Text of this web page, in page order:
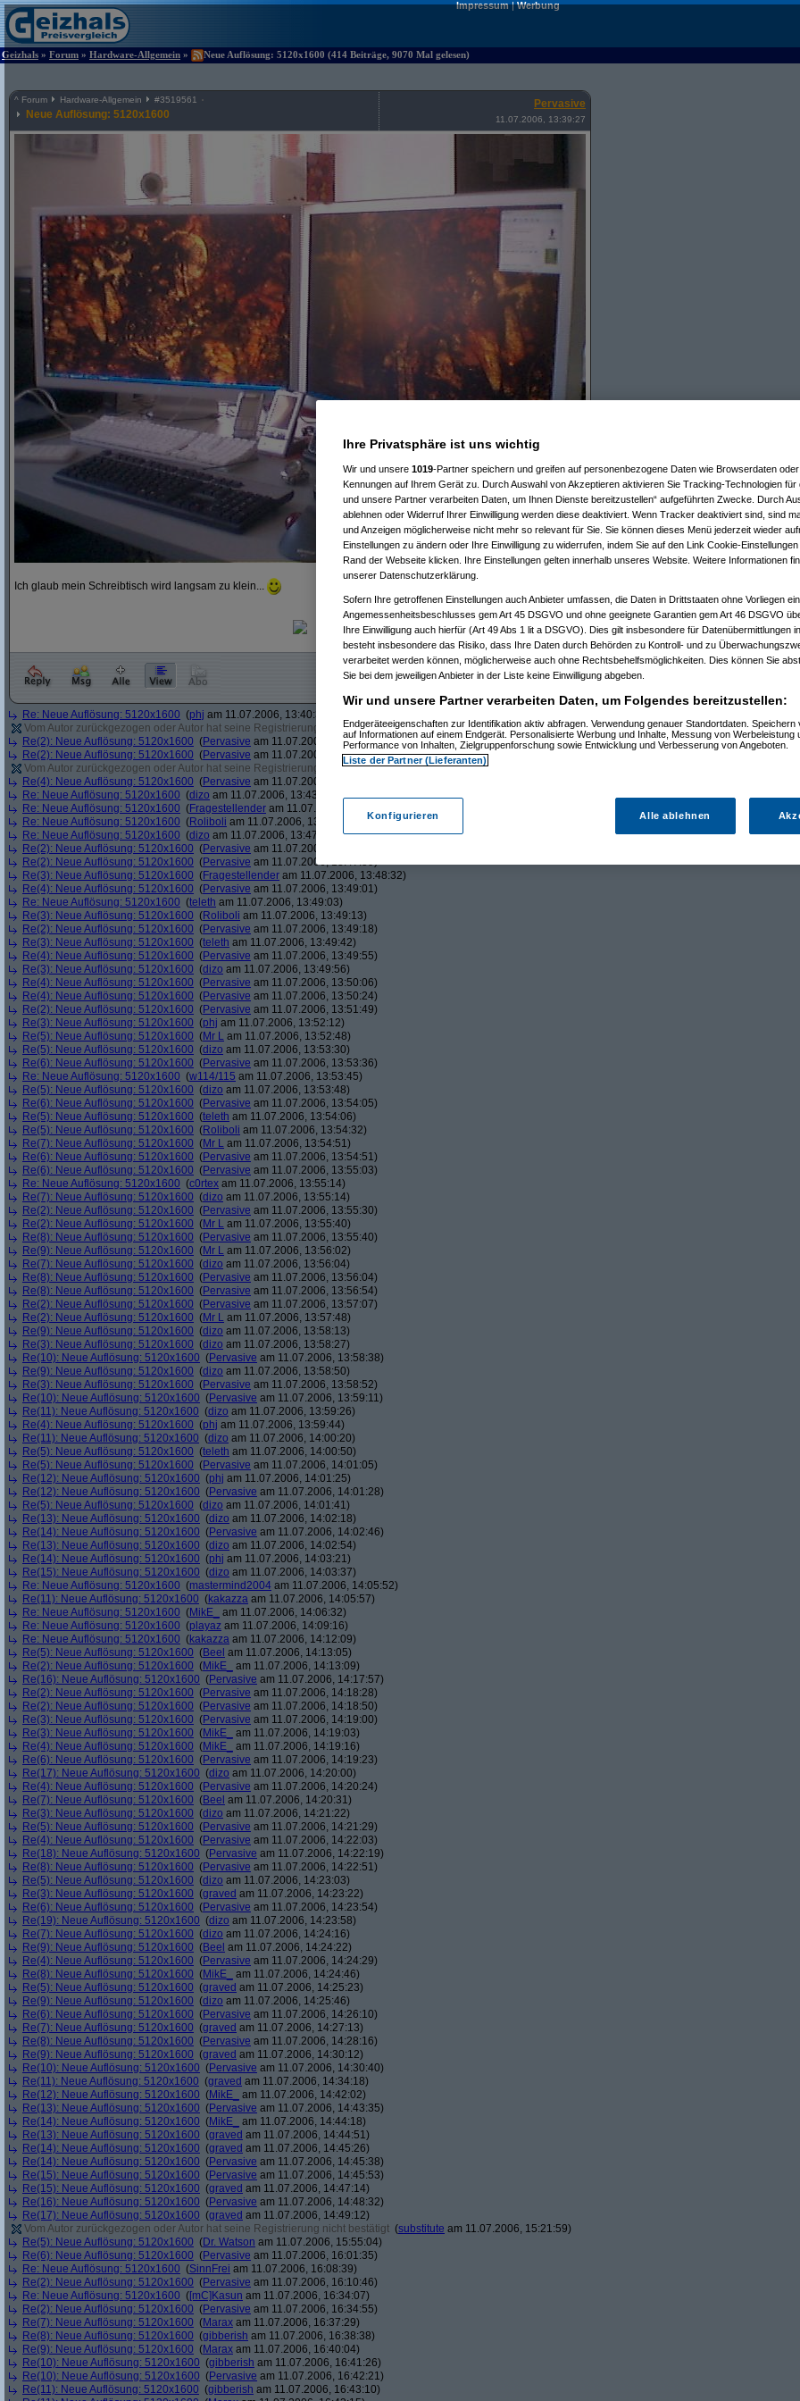
Impressum|Werbung
Geizhals » Forum » Hardware-Allgemein » Neue Auflösung: 5120x1600 (414 Beiträge, 9070 Mal gelesen)
^ Forum Hardware-Allgemein #3519561
Neue Auflösung: 5120x1600
Pervasive
11.07.2006, 13:39:27
Ich glaub mein Schreibtisch wird langsam zu klein...
Re: Neue Auflösung: 5120x1600 (phj am 11.07.2006, 13:40:39)
Vom Autor zurückgezogen oder Autor hat seine Registrierung nicht bestätigt(Nagelfaram 11.07.2006, 13:41:09)
Re(2): Neue Auflösung: 5120x1600 (Pervasive am 11.07.2006, 13:41:12)
Re(2): Neue Auflösung: 5120x1600 (Pervasive am 11.07.2006, 13:41:43)
Vom Autor zurückgezogen oder Autor hat seine Registrierung nicht bestätigt(Nagelfaram 11.07.2006, 13:42:40)
Re(4): Neue Auflösung: 5120x1600 (Pervasive am 11.07.2006, 13:43:22)
Re: Neue Auflösung: 5120x1600 (dizo am 11.07.2006, 13:43:54)
Re: Neue Auflösung: 5120x1600 (Fragestellender am 11.07.2006, 13:46:11)
Re: Neue Auflösung: 5120x1600 (Roliboli am 11.07.2006, 13:47:18)
Re: Neue Auflösung: 5120x1600 (dizo am 11.07.2006, 13:47:29)
Re(2): Neue Auflösung: 5120x1600 (Pervasive am 11.07.2006, 13:47:45)
Re(2): Neue Auflösung: 5120x1600 (Pervasive am 11.07.2006, 13:47:59)
Re(3): Neue Auflösung: 5120x1600 (Fragestellender am 11.07.2006, 13:48:32)
Re(4): Neue Auflösung: 5120x1600 (Pervasive am 11.07.2006, 13:49:01)
Re: Neue Auflösung: 5120x1600 (teleth am 11.07.2006, 13:49:03)
Re(3): Neue Auflösung: 5120x1600 (Roliboli am 11.07.2006, 13:49:13)
Re(2): Neue Auflösung: 5120x1600 (Pervasive am 11.07.2006, 13:49:18)
Re(3): Neue Auflösung: 5120x1600 (teleth am 11.07.2006, 13:49:42)
Re(4): Neue Auflösung: 5120x1600 (Pervasive am 11.07.2006, 13:49:55)
Re(3): Neue Auflösung: 5120x1600 (dizo am 11.07.2006, 13:49:56)
Re(4): Neue Auflösung: 5120x1600 (Pervasive am 11.07.2006, 13:50:06)
Re(4): Neue Auflösung: 5120x1600 (Pervasive am 11.07.2006, 13:50:24)
Re(2): Neue Auflösung: 5120x1600 (Pervasive am 11.07.2006, 13:51:49)
Re(3): Neue Auflösung: 5120x1600 (phj am 11.07.2006, 13:52:12)
Re(5): Neue Auflösung: 5120x1600 (Mr L am 11.07.2006, 13:52:48)
Re(5): Neue Auflösung: 5120x1600 (dizo am 11.07.2006, 13:53:30)
Re(6): Neue Auflösung: 5120x1600 (Pervasive am 11.07.2006, 13:53:36)
Re: Neue Auflösung: 5120x1600 (w114/115 am 11.07.2006, 13:53:45)
Re(5): Neue Auflösung: 5120x1600 (dizo am 11.07.2006, 13:53:48)
Re(6): Neue Auflösung: 5120x1600 (Pervasive am 11.07.2006, 13:54:05)
Re(5): Neue Auflösung: 5120x1600 (teleth am 11.07.2006, 13:54:06)
Re(5): Neue Auflösung: 5120x1600 (Roliboli am 11.07.2006, 13:54:32)
Re(7): Neue Auflösung: 5120x1600 (Mr L am 11.07.2006, 13:54:51)
Re(6): Neue Auflösung: 5120x1600 (Pervasive am 11.07.2006, 13:54:51)
Re(6): Neue Auflösung: 5120x1600 (Pervasive am 11.07.2006, 13:55:03)
Re: Neue Auflösung: 5120x1600 (c0rtex am 11.07.2006, 13:55:14)
Re(7): Neue Auflösung: 5120x1600 (dizo am 11.07.2006, 13:55:14)
Re(2): Neue Auflösung: 5120x1600 (Pervasive am 11.07.2006, 13:55:30)
Re(2): Neue Auflösung: 5120x1600 (Mr L am 11.07.2006, 13:55:40)
Re(8): Neue Auflösung: 5120x1600 (Pervasive am 11.07.2006, 13:55:40)
Re(9): Neue Auflösung: 5120x1600 (Mr L am 11.07.2006, 13:56:02)
Re(7): Neue Auflösung: 5120x1600 (dizo am 11.07.2006, 13:56:04)
Re(8): Neue Auflösung: 5120x1600 (Pervasive am 11.07.2006, 13:56:04)
Re(8): Neue Auflösung: 5120x1600 (Pervasive am 11.07.2006, 13:56:54)
Re(2): Neue Auflösung: 5120x1600 (Pervasive am 11.07.2006, 13:57:07)
Re(2): Neue Auflösung: 5120x1600 (Mr L am 11.07.2006, 13:57:48)
Re(9): Neue Auflösung: 5120x1600 (dizo am 11.07.2006, 13:58:13)
Re(3): Neue Auflösung: 5120x1600 (dizo am 11.07.2006, 13:58:27)
Re(10): Neue Auflösung: 5120x1600 (Pervasive am 11.07.2006, 13:58:38)
Re(9): Neue Auflösung: 5120x1600 (dizo am 11.07.2006, 13:58:50)
Re(3): Neue Auflösung: 5120x1600 (Pervasive am 11.07.2006, 13:58:52)
Re(10): Neue Auflösung: 5120x1600 (Pervasive am 11.07.2006, 13:59:11)
Re(11): Neue Auflösung: 5120x1600 (dizo am 11.07.2006, 13:59:26)
Re(4): Neue Auflösung: 5120x1600 (phj am 11.07.2006, 13:59:44)
Re(11): Neue Auflösung: 5120x1600 (dizo am 11.07.2006, 14:00:20)
Re(5): Neue Auflösung: 5120x1600 (teleth am 11.07.2006, 14:00:50)
Re(5): Neue Auflösung: 5120x1600 (Pervasive am 11.07.2006, 14:01:05)
Re(12): Neue Auflösung: 5120x1600 (phj am 11.07.2006, 14:01:25)
Re(12): Neue Auflösung: 5120x1600 (Pervasive am 11.07.2006, 14:01:28)
Re(5): Neue Auflösung: 5120x1600 (dizo am 11.07.2006, 14:01:41)
Re(13): Neue Auflösung: 5120x1600 (dizo am 11.07.2006, 14:02:18)
Re(14): Neue Auflösung: 5120x1600 (Pervasive am 11.07.2006, 14:02:46)
Re(13): Neue Auflösung: 5120x1600 (dizo am 11.07.2006, 14:02:54)
Re(14): Neue Auflösung: 5120x1600 (phj am 11.07.2006, 14:03:21)
Re(15): Neue Auflösung: 5120x1600 (dizo am 11.07.2006, 14:03:37)
Re: Neue Auflösung: 5120x1600 (mastermind2004 am 11.07.2006, 14:05:52)
Re(11): Neue Auflösung: 5120x1600 (kakazza am 11.07.2006, 14:05:57)
Re: Neue Auflösung: 5120x1600 (MikE_
am 11.07.2006, 14:06:32)
Re: Neue Auflösung: 5120x1600 (playaz am 11.07.2006, 14:09:16)
Re: Neue Auflösung: 5120x1600 (kakazza am 11.07.2006, 14:12:09)
Re(5): Neue Auflösung: 5120x1600 (Beel am 11.07.2006, 14:13:05)
Re(2): Neue Auflösung: 5120x1600 (MikE_
am 11.07.2006, 14:13:09)
Re(16): Neue Auflösung: 5120x1600 (Pervasive am 11.07.2006, 14:17:57)
Re(2): Neue Auflösung: 5120x1600 (Pervasive am 11.07.2006, 14:18:28)
Re(2): Neue Auflösung: 5120x1600 (Pervasive am 11.07.2006, 14:18:50)
Re(3): Neue Auflösung: 5120x1600 (Pervasive am 11.07.2006, 14:19:00)
Re(3): Neue Auflösung: 5120x1600 (MikE_
am 11.07.2006, 14:19:03)
Re(4): Neue Auflösung: 5120x1600 (MikE_
am 11.07.2006, 14:19:16)
Re(6): Neue Auflösung: 5120x1600 (Pervasive am 11.07.2006, 14:19:23)
Re(17): Neue Auflösung: 5120x1600 (dizo am 11.07.2006, 14:20:00)
Re(4): Neue Auflösung: 5120x1600 (Pervasive am 11.07.2006, 14:20:24)
Re(7): Neue Auflösung: 5120x1600 (Beel am 11.07.2006, 14:20:31)
Re(3): Neue Auflösung: 5120x1600 (dizo am 11.07.2006, 14:21:22)
Re(5): Neue Auflösung: 5120x1600 (Pervasive am 11.07.2006, 14:21:29)
Re(4): Neue Auflösung: 5120x1600 (Pervasive am 11.07.2006, 14:22:03)
Re(18): Neue Auflösung: 5120x1600 (Pervasive am 11.07.2006, 14:22:19)
Re(8): Neue Auflösung: 5120x1600 (Pervasive am 11.07.2006, 14:22:51)
Re(5): Neue Auflösung: 5120x1600 (dizo am 11.07.2006, 14:23:03)
Re(3): Neue Auflösung: 5120x1600 (graved am 11.07.2006, 14:23:22)
Re(6): Neue Auflösung: 5120x1600 (Pervasive am 11.07.2006, 14:23:54)
Re(19): Neue Auflösung: 5120x1600 (dizo am 11.07.2006, 14:23:58)
Re(7): Neue Auflösung: 5120x1600 (dizo am 11.07.2006, 14:24:16)
Re(9): Neue Auflösung: 5120x1600 (Beel am 11.07.2006, 14:24:22)
Re(4): Neue Auflösung: 5120x1600 (Pervasive am 11.07.2006, 14:24:29)
Re(8): Neue Auflösung: 5120x1600 (MikE_
am 11.07.2006, 14:24:46)
Re(5): Neue Auflösung: 5120x1600 (graved am 11.07.2006, 14:25:23)
Re(9): Neue Auflösung: 5120x1600 (dizo am 11.07.2006, 14:25:46)
Re(6): Neue Auflösung: 5120x1600 (Pervasive am 11.07.2006, 14:26:10)
Re(7): Neue Auflösung: 5120x1600 (graved am 11.07.2006, 14:27:13)
Re(8): Neue Auflösung: 5120x1600 (Pervasive am 11.07.2006, 14:28:16)
Re(9): Neue Auflösung: 5120x1600 (graved am 11.07.2006, 14:30:12)
Re(10): Neue Auflösung: 5120x1600 (Pervasive am 11.07.2006, 14:30:40)
Re(11): Neue Auflösung: 5120x1600 (graved am 11.07.2006, 14:34:18)
Re(12): Neue Auflösung: 5120x1600 (MikE_
am 11.07.2006, 14:42:02)
Re(13): Neue Auflösung: 5120x1600 (Pervasive am 11.07.2006, 14:43:35)
Re(14): Neue Auflösung: 5120x1600 (MikE_
am 11.07.2006, 14:44:18)
Re(13): Neue Auflösung: 5120x1600 (graved am 11.07.2006, 14:44:51)
Re(14): Neue Auflösung: 5120x1600 (graved am 11.07.2006, 14:45:26)
Re(14): Neue Auflösung: 5120x1600 (Pervasive am 11.07.2006, 14:45:38)
Re(15): Neue Auflösung: 5120x1600 (Pervasive am 11.07.2006, 14:45:53)
Re(15): Neue Auflösung: 5120x1600 (graved am 11.07.2006, 14:47:14)
Re(16): Neue Auflösung: 5120x1600 (Pervasive am 11.07.2006, 14:48:32)
Re(17): Neue Auflösung: 5120x1600 (graved am 11.07.2006, 14:49:12)
Vom Autor zurückgezogen oder Autor hat seine Registrierung nicht bestätigt (substitute am 11.07.2006, 15:21:59)
Re(5): Neue Auflösung: 5120x1600 (Dr. Watson am 11.07.2006, 15:55:04)
Re(6): Neue Auflösung: 5120x1600 (Pervasive am 11.07.2006, 16:01:35)
Re: Neue Auflösung: 5120x1600 (SinnFrei am 11.07.2006, 16:08:39)
Re(2): Neue Auflösung: 5120x1600 (Pervasive am 11.07.2006, 16:10:46)
Re: Neue Auflösung: 5120x1600 ([mC]Kasun am 11.07.2006, 16:34:07)
Re(2): Neue Auflösung: 5120x1600 (Pervasive am 11.07.2006, 16:34:55)
Re(7): Neue Auflösung: 5120x1600 (Marax am 11.07.2006, 16:37:29)
Re(8): Neue Auflösung: 5120x1600 (gibberish am 11.07.2006, 16:38:38)
Re(9): Neue Auflösung: 5120x1600 (Marax am 11.07.2006, 16:40:04)
Re(10): Neue Auflösung: 5120x1600 (gibberish am 11.07.2006, 16:41:26)
Re(10): Neue Auflösung: 5120x1600 (Pervasive am 11.07.2006, 16:42:21)
Re(11): Neue Auflösung: 5120x1600 (gibberish am 11.07.2006, 16:43:10)
Ihre Privatsphäre ist uns wichtig
Wir und unsere 1019-Partner speichern und greifen auf personenbezogene Daten wie Browserdaten
Kennungen auf Ihrem Gerät zu. Durch Auswahl von Akzeptieren aktivieren Sie Tracking-Technologien für
und unsere Partner verarbeiten Daten, um Ihnen Dienste bereitzustellen“ aufgeführten Zwecke. Durch
ablehnen oder Widerruf Ihrer Einwilligung werden diese deaktiviert. Wenn Tracker deaktiviert sind, sind
und Anzeigen möglicherweise nicht mehr so relevant für Sie. Sie können dieses Menü jederzeit wieder
Einstellungen zu ändern oder Ihre Einwilligung zu widerrufen, indem Sie auf den Link Cookie-
Rand der Webseite klicken. Ihre Einstellungen gelten innerhalb unseres Website. Weitere Informationen
unserer Datenschutzerklärung.
Sofern Ihre getroffenen Einstellungen auch Anbieter umfassen, die Daten in Drittstaaten ohne Vorliegen
Angemessenheitsbeschlusses gem Art 45 DSGVO und ohne geeignete Garantien gem Art 46 DSGVO
Ihre Einwilligung auch hierfür (Art 49 Abs 1 lit a DSGVO). Dies gilt insbesondere für Datenübermittlungen
besteht insbesondere das Risiko, dass Ihre Daten durch Behörden zu Kontroll- und zu
verarbeitet werden können, möglicherweise auch ohne Rechtsbehelfsmöglichkeiten. Dies können Sie
Sie bei dem jeweiligen Anbieter in der Liste keine Einwilligung abgeben.
Wir und unsere Partner verarbeiten Daten, um Folgendes bereitzustellen:
Endgeräteeigenschaften zur Identifikation aktiv abfragen. Verwendung genauer Standortdaten. Speichern
auf Informationen auf einem Endgerät. Personalisierte Werbung und Inhalte, Messung von Werbeleistung
Performance von Inhalten, Zielgruppenforschung sowie Entwicklung und Verbesserung von Angeboten.
Liste der Partner (Lieferanten)
Konfigurieren Alle ablehnen